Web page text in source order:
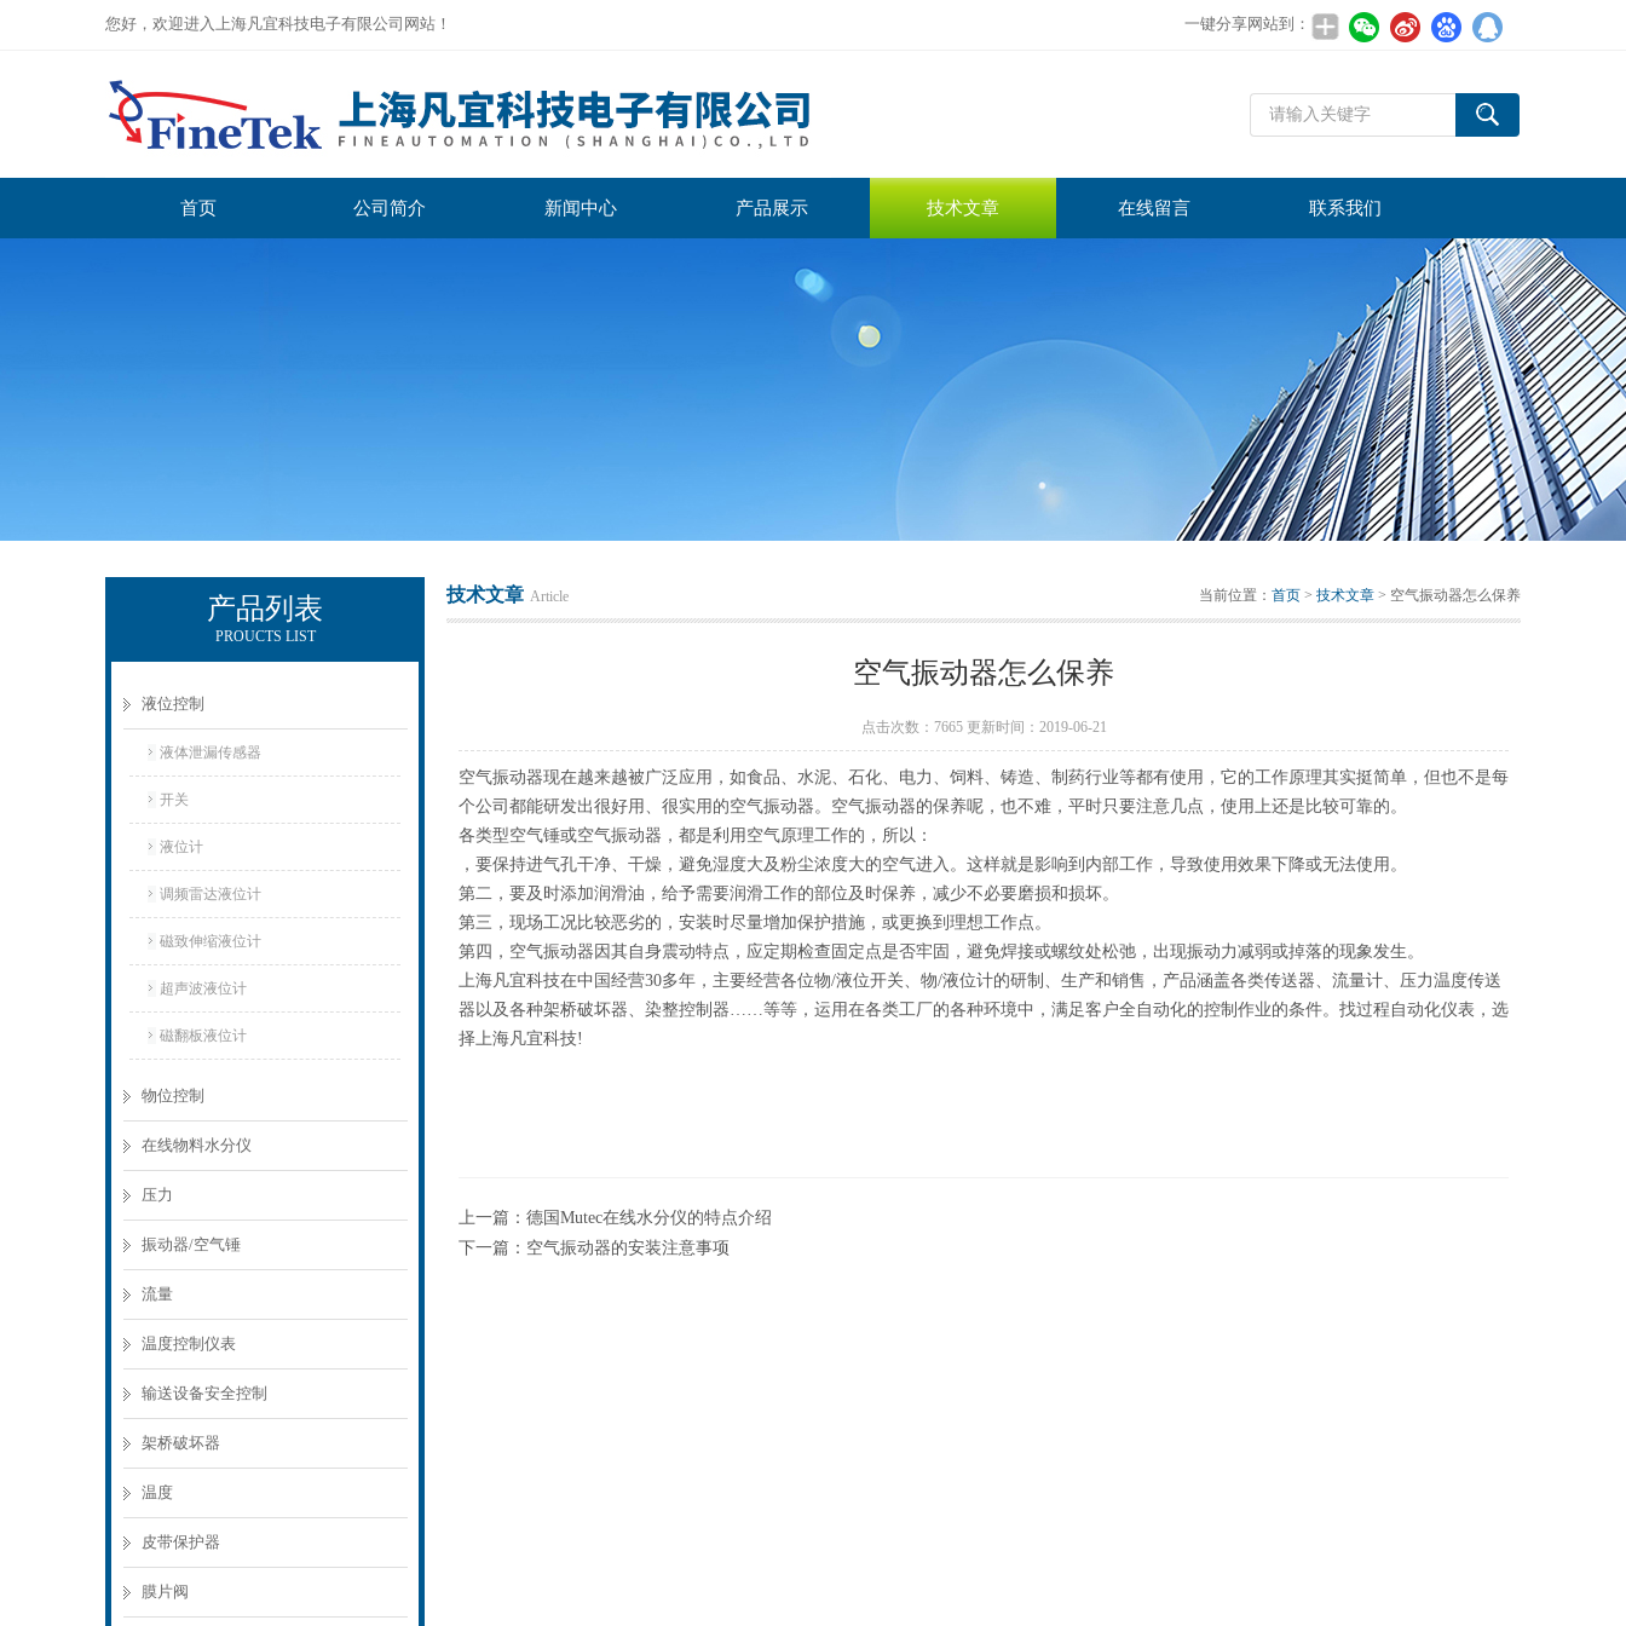
您好，欢迎进入上海凡宜科技电子有限公司网站！ 一键分享网站到：
首页 公司简介 新闻中心 产品展示 技术文章 在线留言 联系我们
产品列表
PROUCTS LIST
液位控制
液体泄漏传感器
开关
液位计
调频雷达液位计
磁致伸缩液位计
超声波液位计
磁翻板液位计
物位控制
在线物料水分仪
压力
振动器/空气锤
流量
温度控制仪表
输送设备安全控制
架桥破坏器
温度
皮带保护器
膜片阀
技术文章 Article 当前位置： 首页 > 技术文章 > 空气振动器怎么保养
空气振动器怎么保养
点击次数：7665 更新时间：2019-06-21
空气振动器现在越来越被广泛应用，如食品、水泥、石化、电力、饲料、铸造、制药行业等都有使用，它的工作原理其实挺简单，但也不是每
个公司都能研发出很好用、很实用的空气振动器。空气振动器的保养呢，也不难，平时只要注意几点，使用上还是比较可靠的。
各类型空气锤或空气振动器，都是利用空气原理工作的，所以：
，要保持进气孔干净、干燥，避免湿度大及粉尘浓度大的空气进入。这样就是影响到内部工作，导致使用效果下降或无法使用。
第二，要及时添加润滑油，给予需要润滑工作的部位及时保养，减少不必要磨损和损坏。
第三，现场工况比较恶劣的，安装时尽量增加保护措施，或更换到理想工作点。
第四，空气振动器因其自身震动特点，应定期检查固定点是否牢固，避免焊接或螺纹处松弛，出现振动力减弱或掉落的现象发生。
上海凡宜科技在中国经营30多年，主要经营各位物/液位开关、物/液位计的研制、生产和销售，产品涵盖各类传送器、流量计、压力温度传送
器以及各种架桥破坏器、染整控制器……等等，运用在各类工厂的各种环境中，满足客户全自动化的控制作业的条件。找过程自动化仪表，选
择上海凡宜科技!
上一篇： 德国Mutec在线水分仪的特点介绍
下一篇： 空气振动器的安装注意事项